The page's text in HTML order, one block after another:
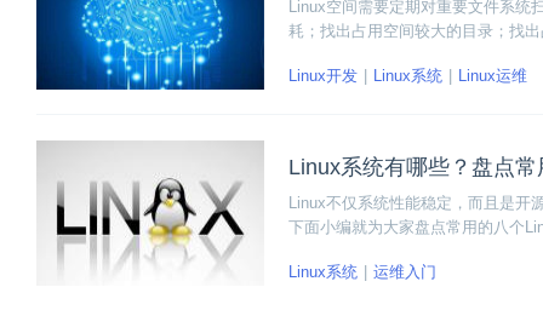
Linux空间需要定期对重要文件系统
耗；找出占用空间较大的目录；找
的文件。
Linux开发 Linux系统 Linux运维
Linux系统有哪些？盘点
Linux不仅系统性能稳定，而且是开
下面小编就为大家盘点常用的八个
Linux系统 运维入门